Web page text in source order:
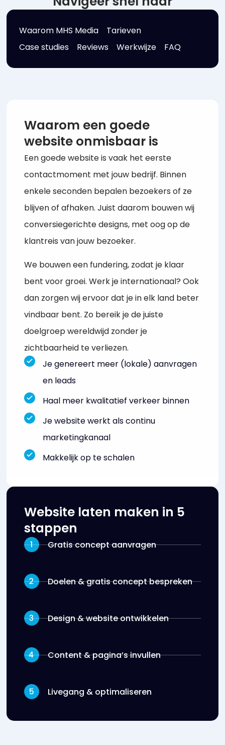
Waarom MHS Media
Tarieven
Case studies
Reviews Werkwijze FAQ
Waarom een goede
website onmisbaar is
Een goede website is vaak het eerste
contactmoment met jouw bedrijf. Binnen
enkele seconden bepalen bezoekers of ze
blijven of afhaken. Juist daarom bouwen wij
conversiegerichte designs, met oog op de
klantreis van jouw bezoeker.
We bouwen een fundering, zodat je klaar
bent voor groei. Werk je internationaal? Ook
dan zorgen wij ervoor dat je in elk land beter
vindbaar bent. Zo bereik je de juiste
doelgroep wereldwijd zonder je
zichtbaarheid te verliezen.
Je genereert meer (lokale) aanvragen
en leads
Haal meer kwalitatief verkeer binnen
Je website werkt als continu
marketingkanaal
Makkelijk op te schalen
Website laten maken in 5
stappen
Gratis concept aanvragen
Doelen & gratis concept bespreken
Design & website ontwikkelen
Content & pagina’s invullen
Livegang & optimaliseren